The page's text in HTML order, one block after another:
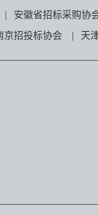
安徽省招标采购协
京招投标协会 天